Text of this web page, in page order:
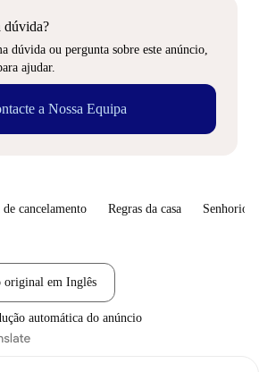
dúvida?
dúvida ou pergunta sobre este anúncio,
ajudar.
a Nossa Equipa
cancelamento Regras da casa Senhorio
original em Inglês
automática do anúncio